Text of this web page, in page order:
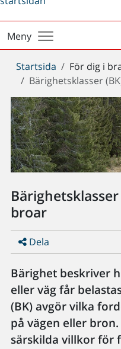
Meny
Du
är
här:
Startsida För dig i
Bärighetsklasser
broar
Dela
Bärighet beskriver
eller väg får
(BK) avgör vilka
på vägen eller
särskilda villkor för